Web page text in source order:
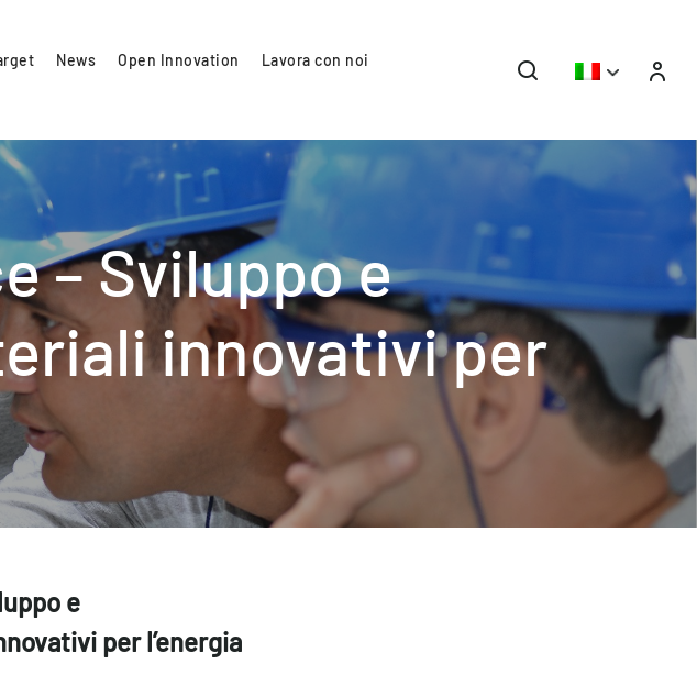
News Open Innovation Lavora con noi
– Sviluppo e
innovativi per
e
per l’energia